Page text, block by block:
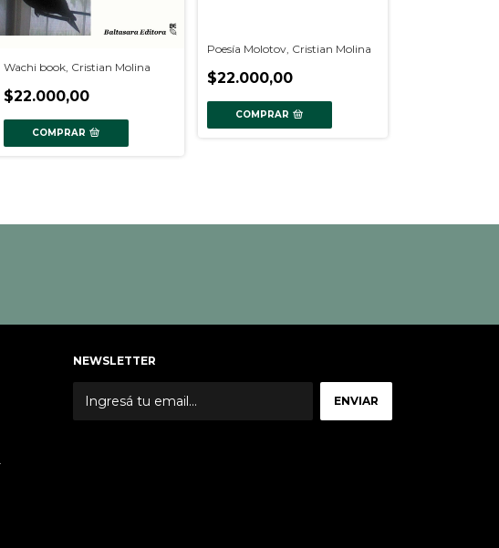
Wachi book, Cristian Molina
$22.000,00
COMPRAR
Poesía Molotov, Cristian Molina
$22.000,00
COMPRAR
NEWSLETTER